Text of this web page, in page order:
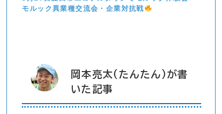
モルック異業種交流会・企業対抗戦
岡本亮太(たんたん)が書
いた記事